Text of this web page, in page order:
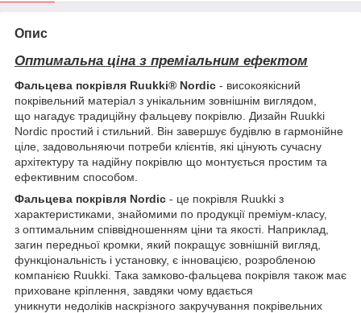
Опис
Оптимальна ціна з преміальним ефектом
Фальцева покрівля Ruukki® Nordic - високоякісний
покрівельний матеріал з унікальним зовнішнім виглядом,
що нагадує традиційну фальцеву покрівлю. Дизайн Ruukki
Nordic простий і стильний. Він завершує будівлю в гармонійне
ціле, задовольняючи потреби клієнтів, які цінують сучасну
архітектуру та надійну покрівлю що монтується простим та
ефективним способом.
Фальцева покрівля Nordic - це покрівля Ruukki з
характеристиками, знайомими по продукції преміум-класу,
з оптимальним співвідношенням ціни та якості. Наприклад,
загин передньої кромки, який покращує зовнішній вигляд,
функціональність і установку, є інновацією, розробленою
компанією Ruukki. Така замково-фальцева покрівля також має
приховане кріплення, завдяки чому вдається
уникнути недоліків наскрізного закручування покрівельних